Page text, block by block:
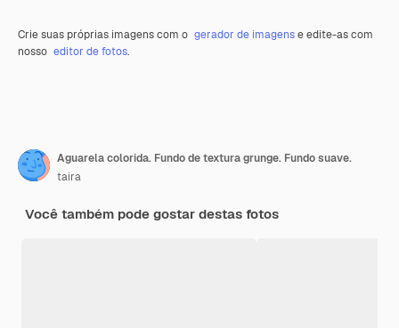
Crie suas próprias imagens com o gerador de imagense edite-as com
nosso editor de fotos.
Aguarela colorida. Fundo de textura grunge. Fundo suave.
taira
Você também pode gostar destas fotos